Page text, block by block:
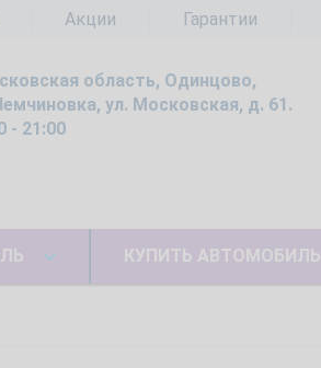
Акции Гарантии
область, Одинцово,
ул. Московская, д. 61.
- 21:00
КУПИТЬ АВТОМОБИЛЬ